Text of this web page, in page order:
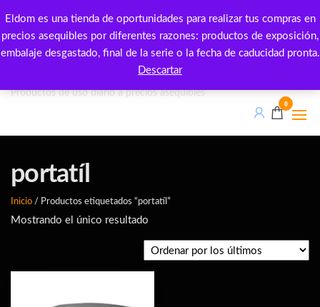
al
contenido
Eldom es una tienda de oportunidades para realizar tus compras en
precios asequibles por diferentes razones: productos de exposición,
embalaje desgastado, final de la serie o la fecha de caducidad pronta.
Descartar
Productos de uso diario a precios asequibles
0
portatíl
Inicio / Productos etiquetados “portatíl”
Mostrando el único resultado